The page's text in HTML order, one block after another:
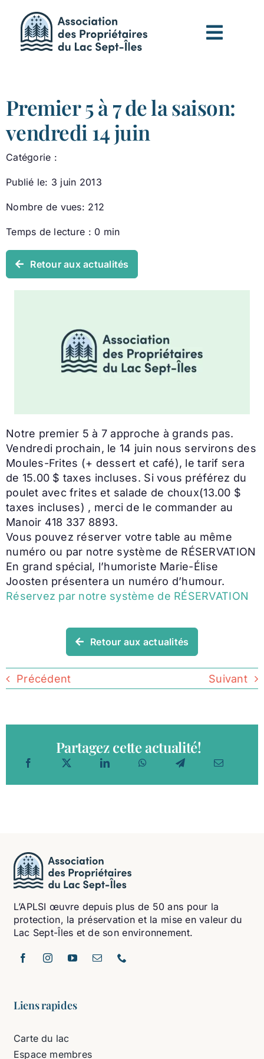
contenu
Premier 5 à 7 de la saison:
vendredi 14 juin
Catégorie :
Publié le: 3 juin 2013
Nombre de vues: 212
Temps de lecture : 0 min
Retour aux actualités
Notre premier 5 à 7 approche à grands pas.
Vendredi prochain, le 14 juin nous servirons des
Moules-Frites (+ dessert et café), le tarif sera
de 15.00 $ taxes incluses. Si vous préférez du
poulet avec frites et salade de choux(13.00 $
taxes incluses) , merci de le commander au
Manoir 418 337 8893.
Vous pouvez réserver votre table au même
numéro ou par notre système de RÉSERVATION
En grand spécial, l’humoriste Marie-Élise
Joosten présentera un numéro d’humour.
Réservez par notre système de RÉSERVATION
Retour aux actualités
Précédent Suivant
Partagez cette actualité!
L’APLSI œuvre depuis plus de 50 ans pour la
protection, la préservation et la mise en valeur du
Lac Sept-Îles et de son environnement.
Liens rapides
Carte du lac
Espace membres